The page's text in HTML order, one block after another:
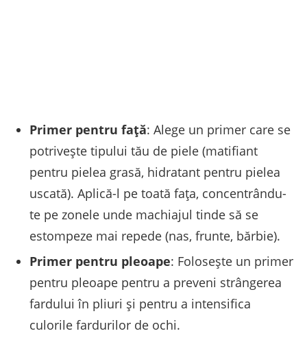
Primer pentru față: Alege un primer care se
potrivește tipului tău de piele (matifiant
pentru pielea grasă, hidratant pentru pielea
uscată). Aplică-l pe toată fața, concentrându-
te pe zonele unde machiajul tinde să se
estompeze mai repede (nas, frunte, bărbie).
Primer pentru pleoape: Folosește un primer
pentru pleoape pentru a preveni strângerea
fardului în pliuri și pentru a intensifica
culorile fardurilor de ochi.